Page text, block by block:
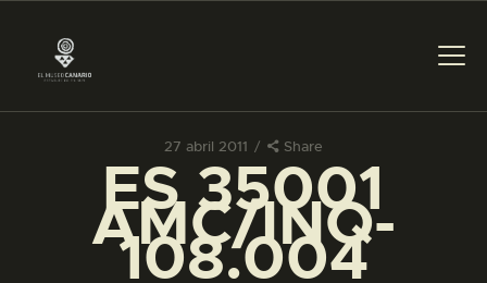
27 abril 2011 Share
ES 35001
AMC/INQ-
108.004
PREPARAR LA VISITA
ACTIVIDADES